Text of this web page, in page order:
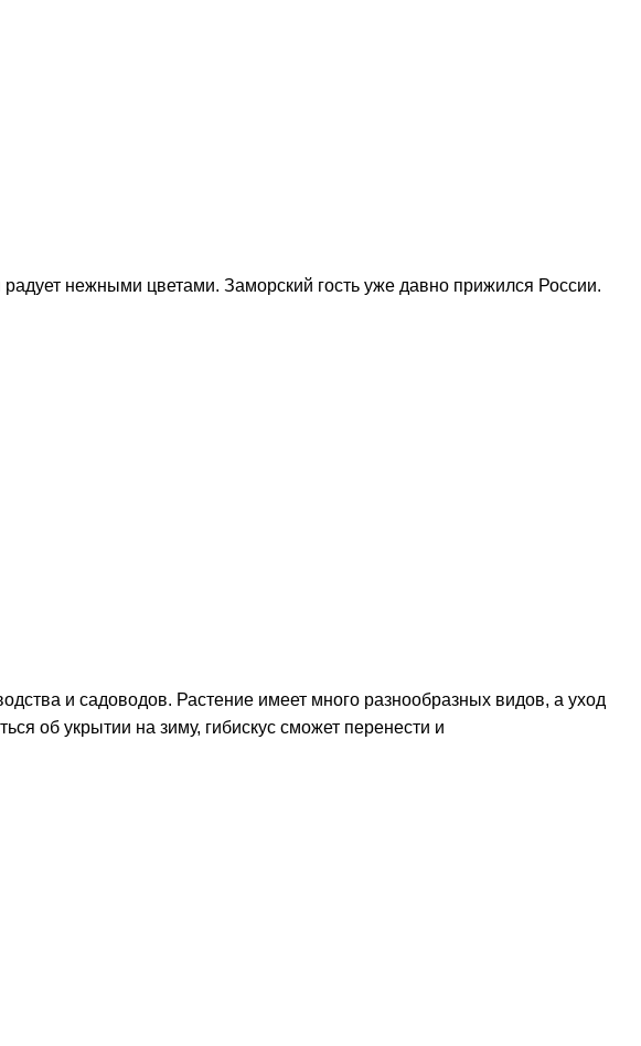
нежными цветами. Заморский гость уже давно прижился России.
и садоводов. Растение имеет много разнообразных видов, а уход
об укрытии на зиму, гибискус сможет перенести и